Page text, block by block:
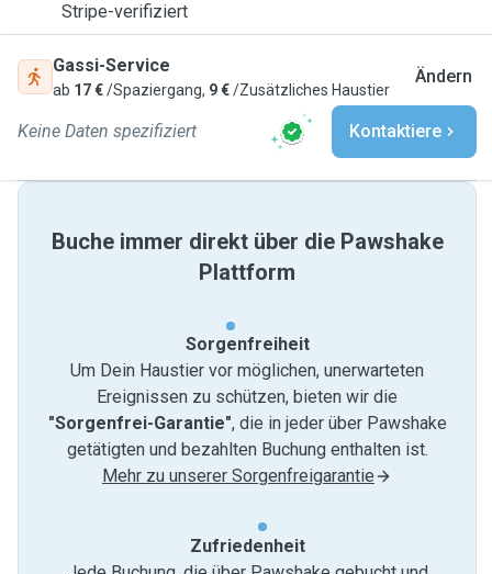
Stripe-verifiziert
Gassi-Service
ab 17 €/Spaziergang, 9 €/Zusätzliches Haustier
Ändern
Keine Daten spezifiziert Kontaktiere
Buche immer direkt über die Pawshake
Plattform
Sorgenfreiheit
Um Dein Haustier vor möglichen, unerwarteten
Ereignissen zu schützen, bieten wir die
"Sorgenfrei-Garantie", die in jeder über Pawshake
getätigten und bezahlten Buchung enthalten ist.
Mehr zu unserer Sorgenfreigarantie
Zufriedenheit